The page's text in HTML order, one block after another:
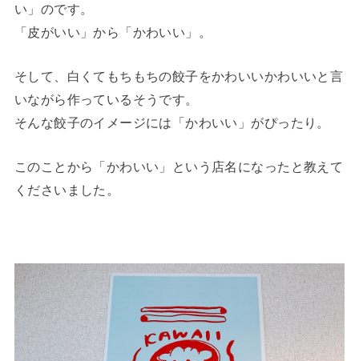
い」のです。
「皮がいい」から「かわいい」。
そして、白くてもちもちの餃子をかわいいかわいいと言
いながら作っているそうです。
そんな餃子のイメージには「かわいい」がぴったり。
このことから「かわいい」という店名になったと教えて
くださいました。